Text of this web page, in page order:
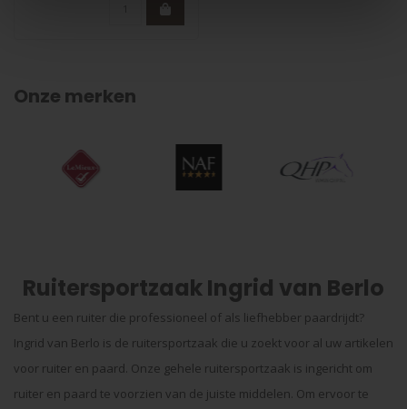
Onze merken
Ruitersportzaak Ingrid van Berlo
Bent u een ruiter die professioneel of als liefhebber paardrijdt?
Ingrid van Berlo is de ruitersportzaak die u zoekt voor al uw artikelen
voor ruiter en paard. Onze gehele ruitersportzaak is ingericht om
ruiter en paard te voorzien van de juiste middelen. Om ervoor te